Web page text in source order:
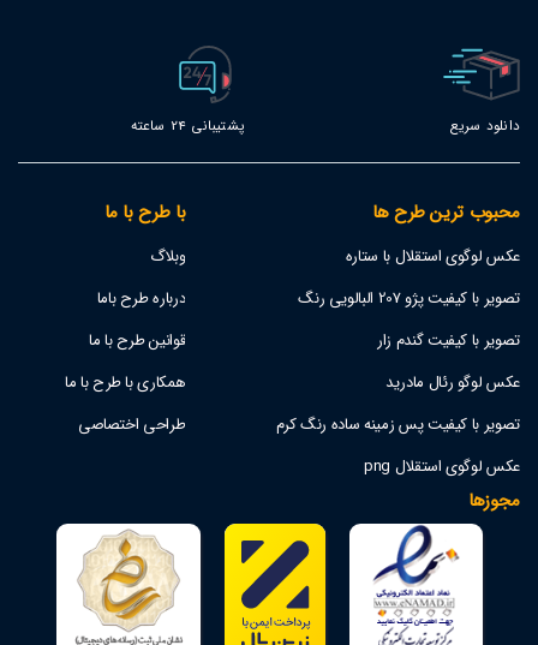
دانلود سریع پشتیبانی 24 ساعته
محبوب ترین طرح ها
عکس لوگوی استقلال با ستاره
تصویر با کیفیت پژو 207 البالویی رنگ
تصویر با کیفیت گندم زار
عکس لوگو رئال مادرید
تصویر با کیفیت پس زمینه ساده رنگ کرم
عکس لوگوی استقلال png
با طرح با ما
وبلاگ
درباره طرح باما
قوانین طرح با ما
همکاری با طرح با ما
طراحی اختصاصی
مجوزها